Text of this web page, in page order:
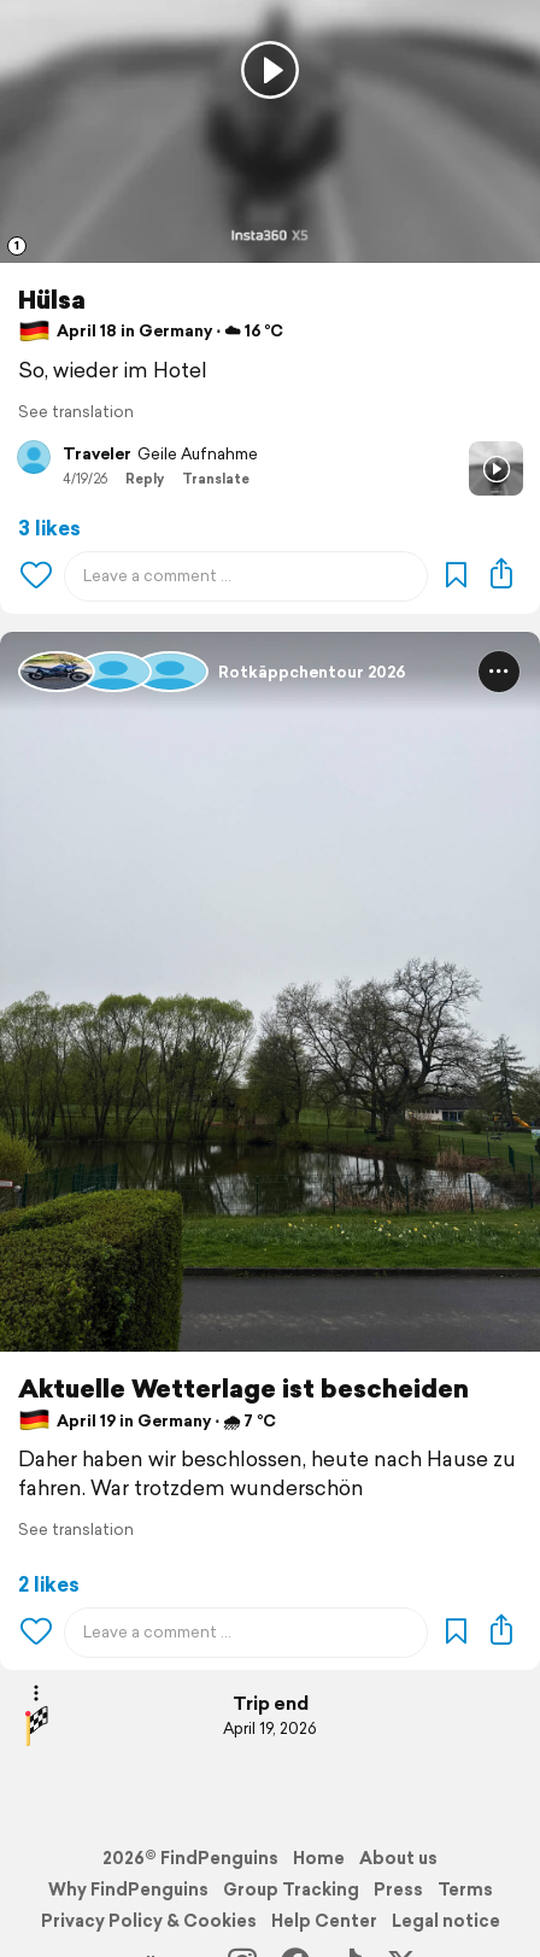
1
Hülsa
April 18 in Germany ⋅ ☁️ 16 °C
So, wieder im Hotel
See translation
Traveler Geile Aufnahme
4/19/26 Reply Translate
3 likes
Rotkäppchentour 2026
Aktuelle Wetterlage ist bescheiden
April 19 in Germany ⋅ 🌧 7 °C
Daher haben wir beschlossen, heute nach Hause zu
fahren. War trotzdem wunderschön
See translation
2 likes
Trip end
April 19, 2026
2026© FindPenguins Home
About us
Why FindPenguins
Group Tracking Press
Terms
Privacy Policy & Cookies
Help Center
Legal notice